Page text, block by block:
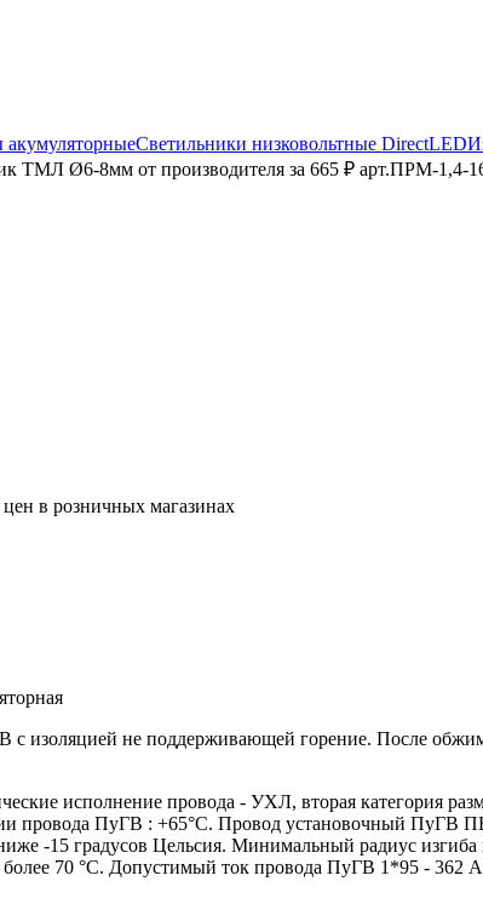
Светильники низковольтные DirectLED
ТМЛ Ø6-8мм от производителя за 665 ₽ арт.ПРМ-1,4-
цен в розничных магазинах
с изоляцией не поддерживающей горение. После
исполнение провода - УХЛ, вторая категория
провода ПуГВ : +65°С. Провод установочный ПуГВ
-15 градусов Цельсия. Минимальный радиус
70 °С. Допустимый ток провода ПуГВ 1*95 -